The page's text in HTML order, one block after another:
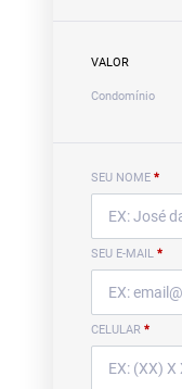
VALOR
Condomínio
SEU NOME *
SEU E-MAIL *
CELULAR *